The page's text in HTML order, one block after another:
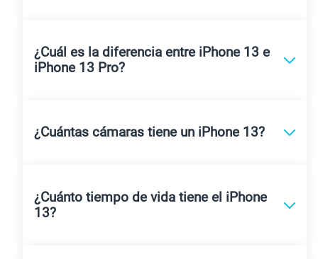
¿Cuál es la diferencia entre iPhone 13 e
iPhone 13 Pro?
¿Cuántas cámaras tiene un iPhone 13?
¿Cuánto tiempo de vida tiene el iPhone
13?